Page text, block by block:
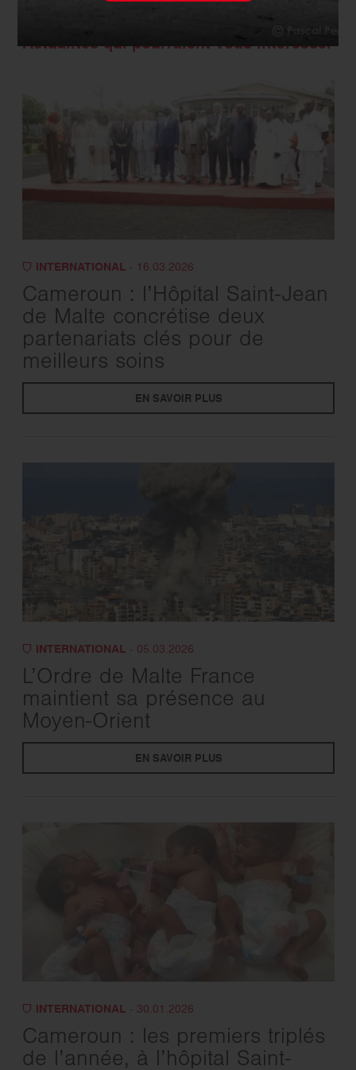
Actualités qui pourraient vous intéresser
INTERNATIONAL - 16.03.2026
Cameroun : l’Hôpital Saint-Jean
de Malte concrétise deux
partenariats clés pour de
meilleurs soins
EN SAVOIR PLUS
INTERNATIONAL - 05.03.2026
L’Ordre de Malte France
maintient sa présence au
Moyen-Orient
EN SAVOIR PLUS
INTERNATIONAL - 30.01.2026
Cameroun : les premiers triplés
de l’année, à l’hôpital Saint-